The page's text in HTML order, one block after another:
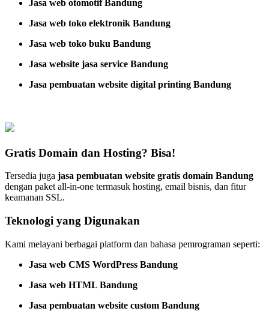
Jasa web otomotif Bandung
Jasa web toko elektronik Bandung
Jasa web toko buku Bandung
Jasa website jasa service Bandung
Jasa pembuatan website digital printing Bandung
Gratis Domain dan Hosting? Bisa!
Tersedia juga jasa pembuatan website gratis domain Bandung
dengan paket all-in-one termasuk hosting, email bisnis, dan fitur
keamanan SSL.
Teknologi yang Digunakan
Kami melayani berbagai platform dan bahasa pemrograman seperti:
Jasa web CMS WordPress Bandung
Jasa web HTML Bandung
Jasa pembuatan website custom Bandung